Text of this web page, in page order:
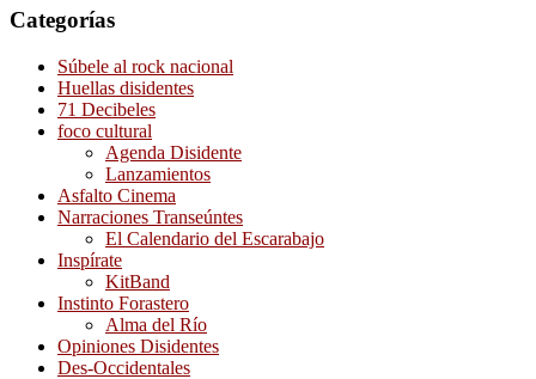
Categorías
Súbele al rock nacional
Huellas disidentes
71 Decibeles
foco cultural
Agenda Disidente
Lanzamientos
Asfalto Cinema
Narraciones Transeúntes
El Calendario del Escarabajo
Inspírate
KitBand
Instinto Forastero
Alma del Río
Opiniones Disidentes
Des-Occidentales